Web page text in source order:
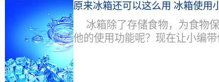
原来冰箱还可以这么用 冰箱使用
冰箱除了存储食物，为食物
他的使用功能呢？现在让小编